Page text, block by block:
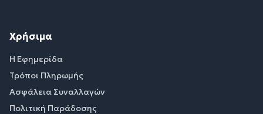
Χρήσιμα
Η Εφημερίδα
Τρόποι Πληρωμής
Ασφάλεια Συναλλαγών
Πολιτική Παράδοσης